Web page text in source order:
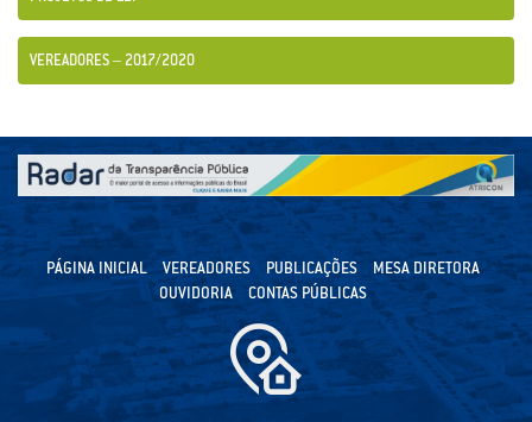
VEREADORES – 2017/2020
PÁGINA INICIAL VEREADORES PUBLICAÇÕES
MESA DIRETORA
OUVIDORIA
CONTAS PÚBLICAS